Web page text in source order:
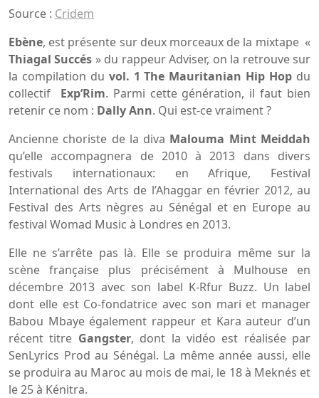
Source : Cridem
Ebène, est présente sur deux morceaux de la mixtape «
Thiagal Succés » du rappeur Adviser, on la retrouve sur
la compilation du vol. 1 The Mauritanian Hip Hop du
collectif Exp’Rim. Parmi cette génération, il faut bien
retenir ce nom : Dally Ann. Qui est-ce vraiment ?
Ancienne choriste de la diva Malouma Mint Meiddah
qu’elle accompagnera de 2010 à 2013 dans divers
festivals internationaux: en Afrique, Festival
International des Arts de l’Ahaggar en février 2012, au
Festival des Arts nègres au Sénégal et en Europe au
festival Womad Music à Londres en 2013.
Elle ne s’arrête pas là. Elle se produira même sur la
scène française plus précisément à Mulhouse en
décembre 2013 avec son label K-Rfur Buzz. Un label
dont elle est Co-fondatrice avec son mari et manager
Babou Mbaye également rappeur et Kara auteur d’un
récent titre Gangster, dont la vidéo est réalisée par
SenLyrics Prod au Sénégal. La même année aussi, elle
se produira au Maroc au mois de mai, le 18 à Meknés et
le 25 à Kénitra.